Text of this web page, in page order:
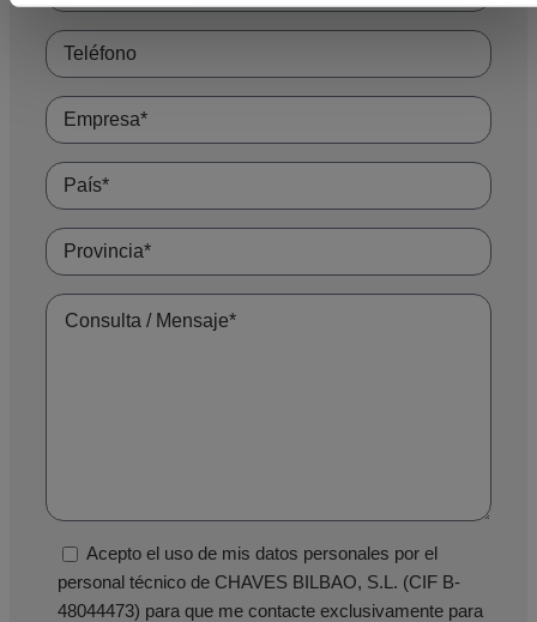
Acepto el uso de mis datos personales por el
personal técnico de CHAVES BILBAO, S.L. (CIF B-
48044473) para que me contacte exclusivamente para